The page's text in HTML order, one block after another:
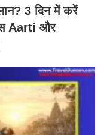
3 दिन में करें
Aarti और